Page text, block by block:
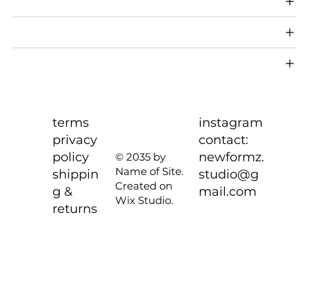
terms
privacy
policy
shippin
g &
returns
instagram
contact:
newformz.
studio@g
mail.com
© 2035 by
Name of Site.
Created on
Wix Studio.